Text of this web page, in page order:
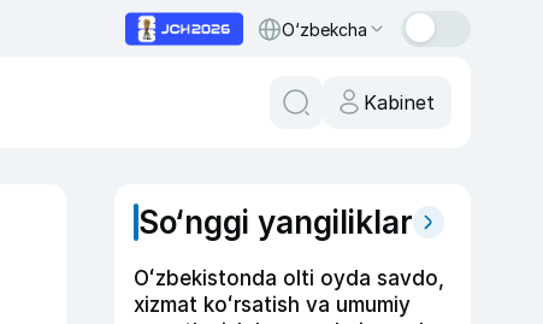
O‘zbekcha
Kabinet
So‘nggi yangiliklar
Oʻzbekistonda olti oyda savdo,
xizmat koʻrsatish va umumiy